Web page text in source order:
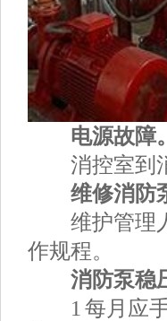
电源故障。
消控室到消
维修消防泵
维护管理人
作规程。
消防泵稳压
1 每月应手